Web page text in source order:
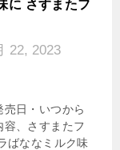
に さすまたフ
22, 2023
日・いつから
、さすまたフ
ばななミルク味